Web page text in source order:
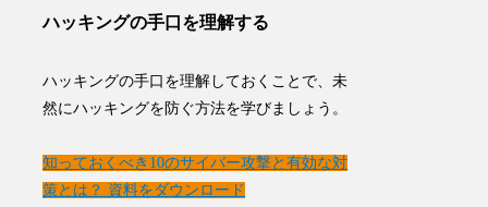
ハッキングの手口を理解する
ハッキングの手口を理解しておくことで、未
然にハッキングを防ぐ方法を学びましょう。
知っておくべき10のサイバー攻撃と有効な対
策とは？ 資料をダウンロード